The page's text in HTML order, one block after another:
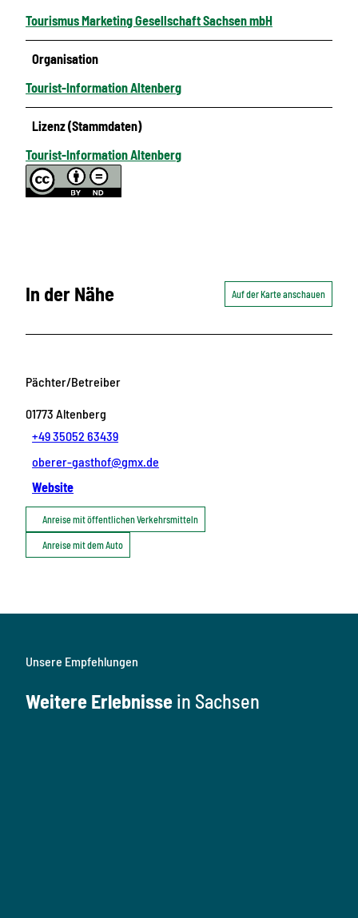
Tourismus Marketing Gesellschaft Sachsen mbH
Organisation
Tourist-Information Altenberg
Lizenz (Stammdaten)
Tourist-Information Altenberg
In der Nähe Auf der Karte anschauen
Pächter/Betreiber
01773 Altenberg
+49 35052 63439
oberer-gasthof@gmx.de
Website
Anreise mit öffentlichen Verkehrsmitteln
Anreise mit dem Auto
Unsere Empfehlungen
Weitere Erlebnisse in Sachsen